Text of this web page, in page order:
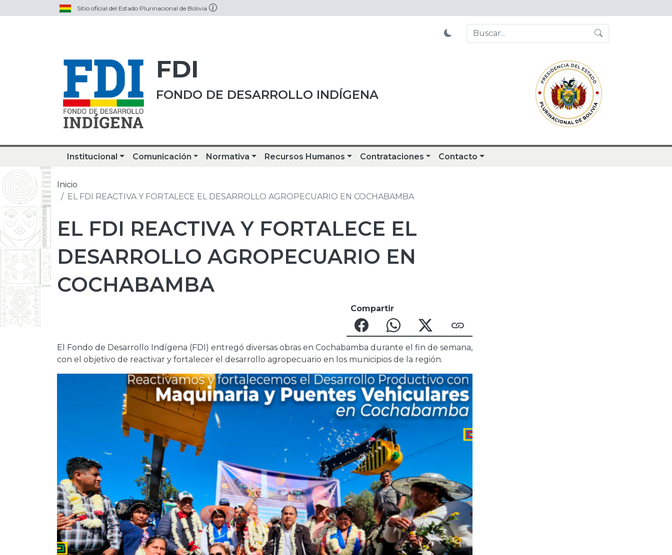
Sitio oficial del Estado Plurinacional de Bolivia
FDI
FONDO DE DESARROLLO INDÍGENA
Institucional Comunicación Normativa Recursos Humanos Contrataciones Contacto
Inicio
EL FDI REACTIVA Y FORTALECE EL DESARROLLO AGROPECUARIO EN COCHABAMBA
EL FDI REACTIVA Y FORTALECE EL
DESARROLLO AGROPECUARIO EN
COCHABAMBA
Compartir
El Fondo de Desarrollo Indígena (FDI) entregó diversas obras en Cochabamba durante el fin de semana,
con el objetivo de reactivar y fortalecer el desarrollo agropecuario en los municipios de la región.